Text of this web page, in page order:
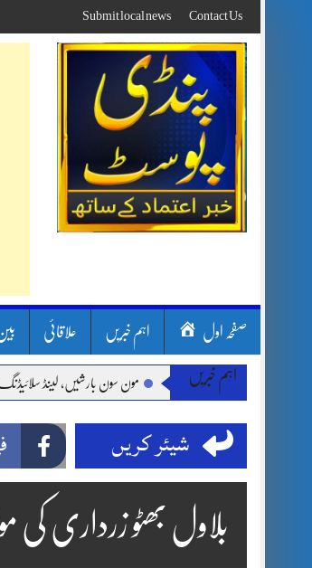
to
content
Contact Us
Submit local news
صفحہ اول اہم خبریں علاقائی
اہم خبریں مون سون بارشیں، لینڈ سلائیڈنگ اور
شیئر کریں
بلاول بھٹو زرداری کی